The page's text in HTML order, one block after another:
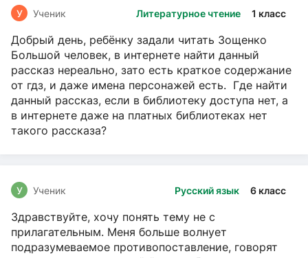
Литературное чтение 1 класс
У Ученик
Добрый день, ребёнку задали читать Зощенко
Большой человек, в интернете найти данный
рассказ нереально, зато есть краткое содержание
от гдз, и даже имена персонажей есть. Где найти
данный рассказ, если в библиотеку доступа нет, а
в интернете даже на платных библиотеках нет
такого рассказа?
Русский язык 6 класс
У Ученик
Здравствуйте, хочу понять тему не с
прилагательным. Меня больше волнует
подразумеваемое противопоставление, говорят